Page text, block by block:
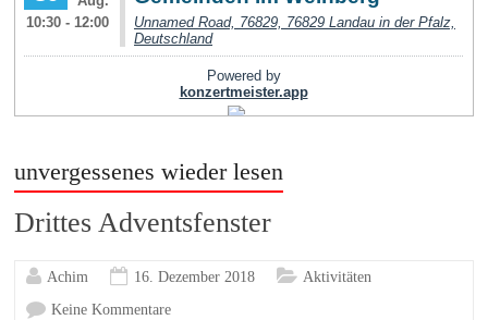
unvergessenes wieder lesen
Drittes Adventsfenster
Achim 16. Dezember 2018
Aktivitäten
Keine Kommentare